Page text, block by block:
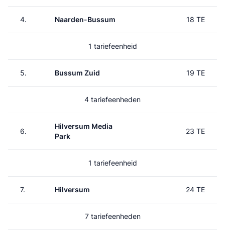
4. Naarden-Bussum 18 TE
1 tariefeenheid
5. Bussum Zuid 19 TE
4 tariefeenheden
6.
Hilversum Media
Park
23 TE
1 tariefeenheid
7. Hilversum 24 TE
7 tariefeenheden